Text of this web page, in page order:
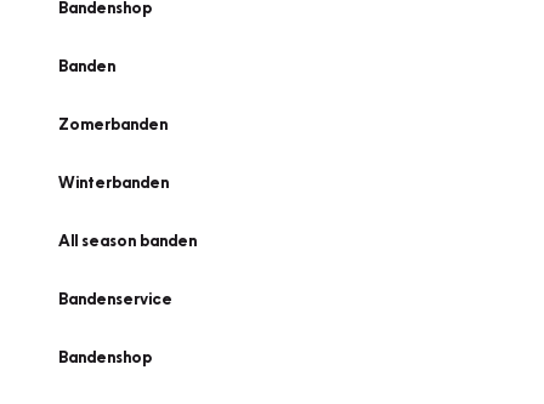
Bandenshop
Banden
Zomerbanden
Winterbanden
All season banden
Bandenservice
Bandenshop